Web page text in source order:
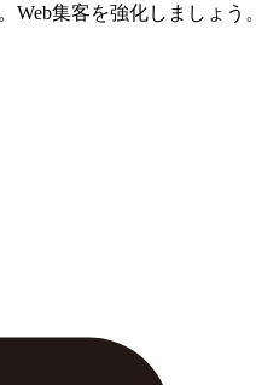
集客を強化しましょう。